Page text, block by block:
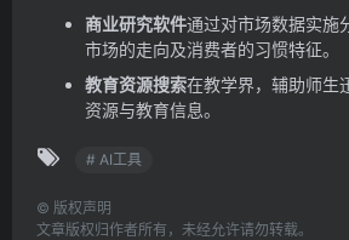
商业研究软件通过对市场数据实施
市场的走向及消费者的习惯特征。
教育资源搜索在教学界，辅助师生
资源与教育信息。
# AI工具
© 版权声明
文章版权归作者所有，未经允许请勿转载。